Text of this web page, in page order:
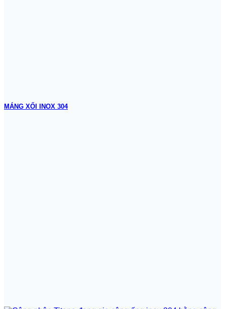
MÁNG XỐI INOX 304